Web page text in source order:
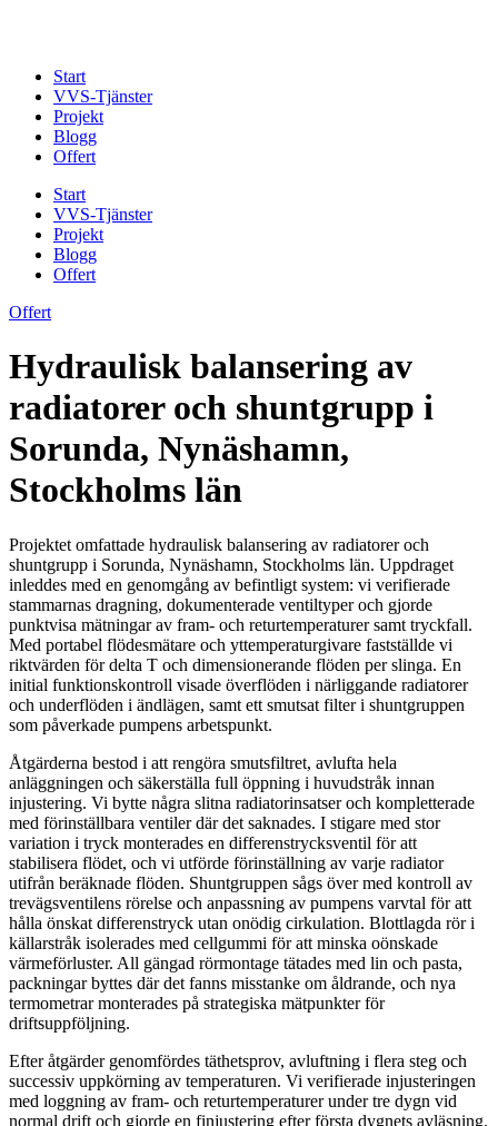
Start
VVS-Tjänster
Projekt
Blogg
Offert
Start
VVS-Tjänster
Projekt
Blogg
Offert
Offert
Hydraulisk balansering av
radiatorer och shuntgrupp i
Sorunda, Nynäshamn,
Stockholms län
Projektet omfattade hydraulisk balansering av radiatorer och
shuntgrupp i Sorunda, Nynäshamn, Stockholms län. Uppdraget
inleddes med en genomgång av befintligt system: vi verifierade
stammarnas dragning, dokumenterade ventiltyper och gjorde
punktvisa mätningar av fram- och returtemperaturer samt tryckfall.
Med portabel flödesmätare och yttemperaturgivare fastställde vi
riktvärden för delta T och dimensionerande flöden per slinga. En
initial funktionskontroll visade överflöden i närliggande radiatorer
och underflöden i ändlägen, samt ett smutsat filter i shuntgruppen
som påverkade pumpens arbetspunkt.
Åtgärderna bestod i att rengöra smutsfiltret, avlufta hela
anläggningen och säkerställa full öppning i huvudstråk innan
injustering. Vi bytte några slitna radiatorinsatser och kompletterade
med förinställbara ventiler där det saknades. I stigare med stor
variation i tryck monterades en differenstrycksventil för att
stabilisera flödet, och vi utförde förinställning av varje radiator
utifrån beräknade flöden. Shuntgruppen sågs över med kontroll av
trevägsventilens rörelse och anpassning av pumpens varvtal för att
hålla önskat differenstryck utan onödig cirkulation. Blottlagda rör i
källarstråk isolerades med cellgummi för att minska oönskade
värmeförluster. All gängad rörmontage tätades med lin och pasta,
packningar byttes där det fanns misstanke om åldrande, och nya
termometrar monterades på strategiska mätpunkter för
driftsuppföljning.
Efter åtgärder genomfördes täthetsprov, avluftning i flera steg och
successiv uppkörning av temperaturen. Vi verifierade injusteringen
med loggning av fram- och returtemperaturer under tre dygn vid
normal drift och gjorde en finjustering efter första dygnets avläsning.